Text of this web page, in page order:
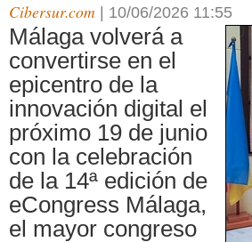
Cibersur.com 10/06/2026 11:55
Málaga volverá a
convertirse en el
epicentro de la
innovación digital el
próximo 19 de junio
con la celebración
de la 14ª edición de
eCongress Málaga,
el mayor congreso